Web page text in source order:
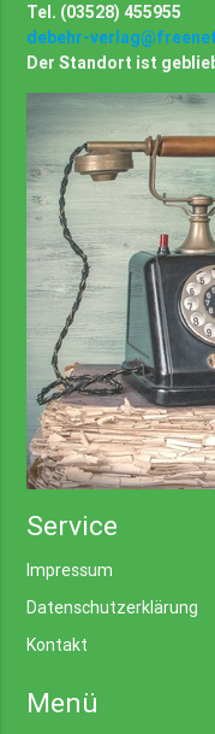
Tel. (03528) 455955
debehr-
Der Standort ist
Service
Impressum
Datenschutzerklärung
Kontakt
Menü